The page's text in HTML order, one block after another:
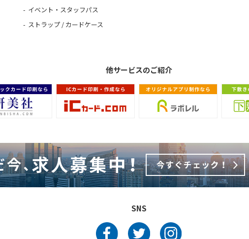
イベント・スタッフパス
ストラップ / カードケース
他サービスのご紹介
SNS